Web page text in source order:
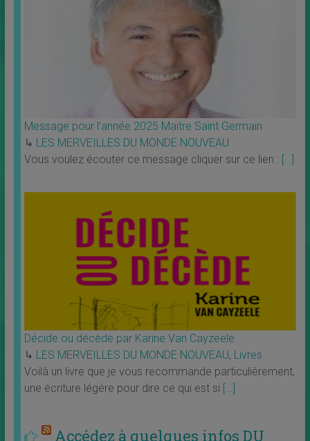
Message pour l’année 2025 Maitre Saint Germain
↳ LES MERVEILLES DU MONDE NOUVEAU
Vous voulez écouter ce message cliquer sur ce lien : […]
Décide ou décède par Karine Van Cayzeele
↳ LES MERVEILLES DU MONDE NOUVEAU, Livres
Voilà un livre que je vous recommande particulièrement,
une écriture légére pour dire ce qui est si […]
Accédez à quelques infos DU